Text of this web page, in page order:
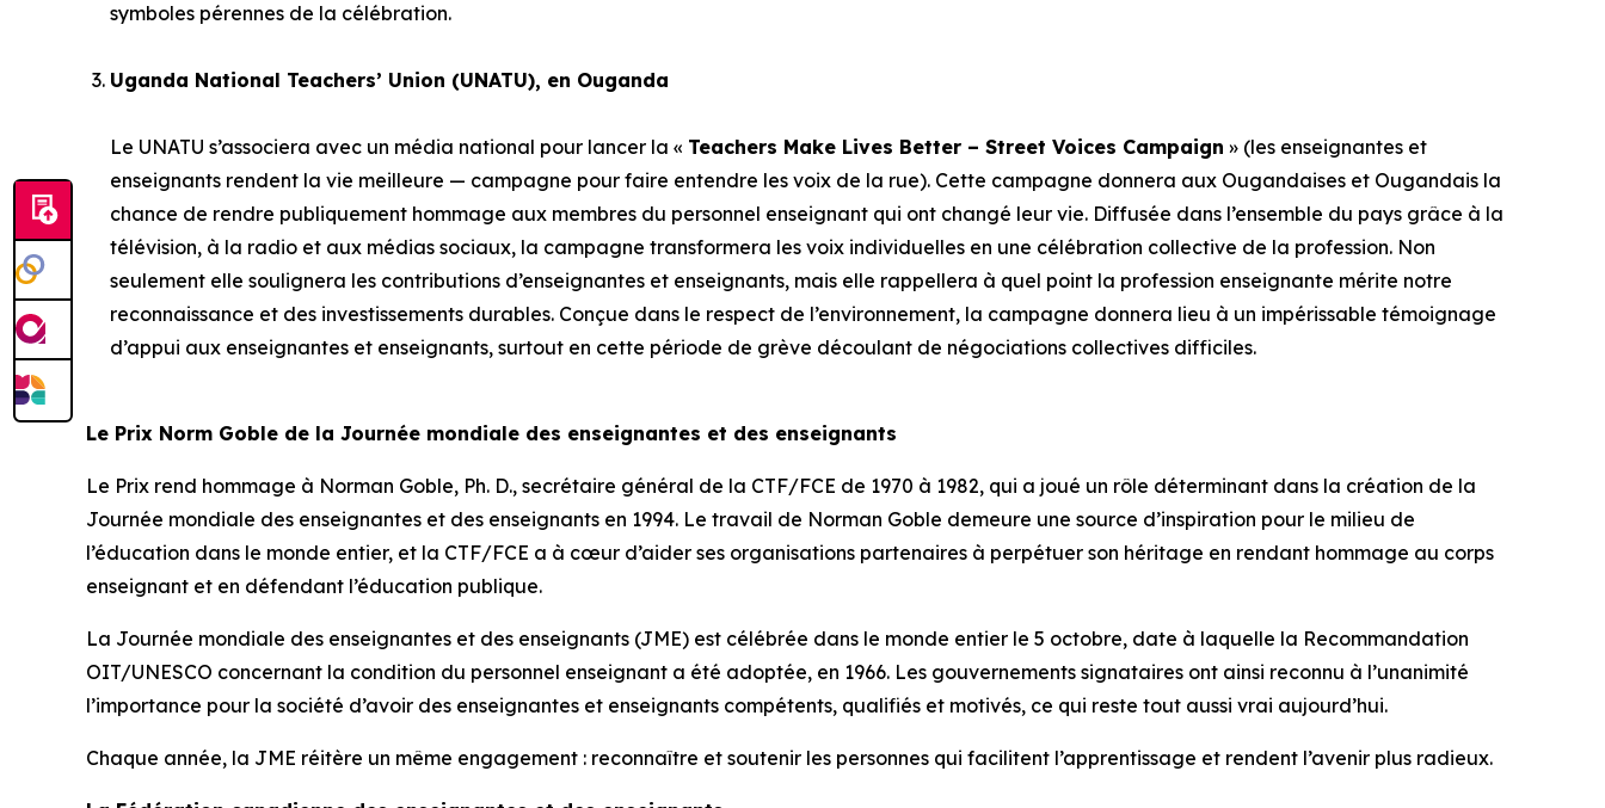
symboles pérennes de la célébration.
Uganda National Teachers’ Union (UNATU), en Ouganda
Le UNATU s’associera avec un média national pour lancer la « Teachers Make Lives Better – Street Voices Campaign » (les enseignantes et
enseignants rendent la vie meilleure — campagne pour faire entendre les voix de la rue). Cette campagne donnera aux Ougandaises et Ougandais la
chance de rendre publiquement hommage aux membres du personnel enseignant qui ont changé leur vie. Diffusée dans l’ensemble du pays grâce à la
télévision, à la radio et aux médias sociaux, la campagne transformera les voix individuelles en une célébration collective de la profession. Non
seulement elle soulignera les contributions d’enseignantes et enseignants, mais elle rappellera à quel point la profession enseignante mérite notre
reconnaissance et des investissements durables. Conçue dans le respect de l’environnement, la campagne donnera lieu à un impérissable témoignage
d’appui aux enseignantes et enseignants, surtout en cette période de grève découlant de négociations collectives difficiles.
Le Prix Norm Goble de la Journée mondiale des enseignantes et des enseignants
Le Prix rend hommage à Norman Goble, Ph. D., secrétaire général de la CTF/FCE de 1970 à 1982, qui a joué un rôle déterminant dans la création de la
Journée mondiale des enseignantes et des enseignants en 1994. Le travail de Norman Goble demeure une source d’inspiration pour le milieu de
l’éducation dans le monde entier, et la CTF/FCE a à cœur d’aider ses organisations partenaires à perpétuer son héritage en rendant hommage au corps
enseignant et en défendant l’éducation publique.
La Journée mondiale des enseignantes et des enseignants (JME) est célébrée dans le monde entier le 5 octobre, date à laquelle la Recommandation
OIT/UNESCO concernant la condition du personnel enseignant a été adoptée, en 1966. Les gouvernements signataires ont ainsi reconnu à l’unanimité
l’importance pour la société d’avoir des enseignantes et enseignants compétents, qualifiés et motivés, ce qui reste tout aussi vrai aujourd’hui.
Chaque année, la JME réitère un même engagement : reconnaître et soutenir les personnes qui facilitent l’apprentissage et rendent l’avenir plus radieux.